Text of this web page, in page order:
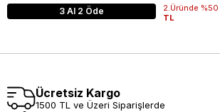
3 Al 2 Öde 2.Üründe %50
TL
Ücretsiz Kargo
1500 TL ve Üzeri Siparişlerde